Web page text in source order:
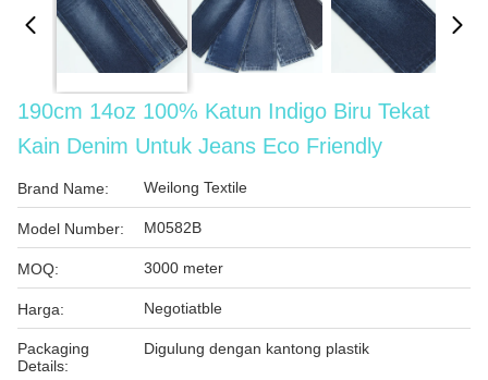
190cm 14oz 100% Katun Indigo Biru Tekat
Kain Denim Untuk Jeans Eco Friendly
Brand Name: Weilong Textile
Model Number: M0582B
MOQ: 3000 meter
Harga: Negotiatble
Packaging
Details:
Digulung dengan kantong plastik